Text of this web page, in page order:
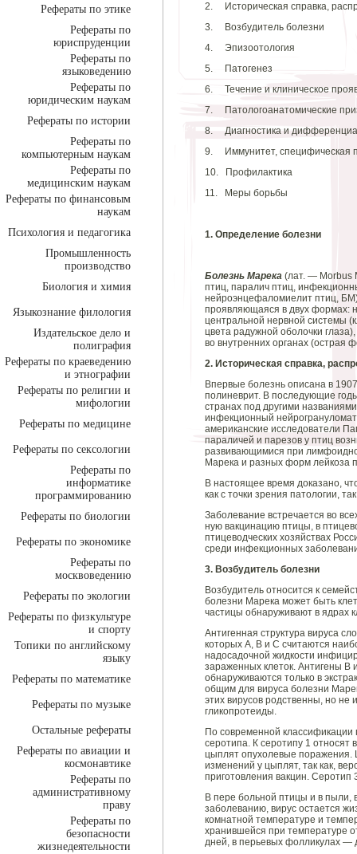
Рефераты по этике
Рефераты по
юриспруденции
Рефераты по
языковедению
Рефераты по
юридическим наукам
Рефераты по истории
Рефераты по
компьютерным наукам
Рефераты по
медицинским наукам
Рефераты по финансовым
наукам
Психология и педагогика
Промышленность
производство
Биология и химия
Языкознание филология
Издательское дело и
полиграфия
Рефераты по краеведению
и этнографии
Рефераты по религии и
мифологии
Рефераты по медицине
Рефераты по сексологии
Рефераты по
информатике
программированию
Рефераты по биологии
Рефераты по экономике
Рефераты по
москвоведению
Рефераты по экологии
Рефераты по физкультуре
и спорту
Топики по английскому
языку
Рефераты по математике
Рефераты по музыке
Остальные рефераты
Рефераты по авиации и
космонавтике
Рефераты по
административному
праву
Рефераты по
безопасности
жизнедеятельности
2. Историческая справка,
3. Возбудитель болезни
4. Эпизоотология
5. Патогенез
6. Течение и клиническое
7. Патологоанатомические
8. Диагностика и
9. Иммунитет, специфическая
10. Профилактика
11. Меры борьбы
1. Определение болезни
Болезнь Марека (лат. — Morbus
птиц, паралич птиц,
нейроэнцефаломиелит птиц,
проявляющаяся в двух формах:
центральной нервной системы
цвета радужной оболочки
во внутренних органах (острая
2. Историческая справка,
Впервые болезнь описана в
полиневрит. В последующие
странах под другими
инфекционный
американские исследователи
параличей и парезов у птиц
развивающимися при
Марека и разных форм лейкоза
В настоящее время доказано,
как с точки зрения патологии,
Заболевание встречается во
ную вакцинацию птицы, в
птицеводческих хозяйствах
среди инфекционных
3. Возбудитель болезни
Возбудитель относится к
болезни Марека может быть
частицы обнаруживают в ядрах
Антигенная структура вируса
которых А, В и С считаются
надосадочной жидкости
зараженных клеток. Антигены В
обнаруживаются только в
общим для вируса болезни
этих вирусов родственны, но
гликопротеиды.
По современной классификации
серотипа. К серотипу 1 относят
цыплят опухолевые
изменений у цыплят, так как,
приготовления вакцин. Серотип
В пере больной птицы и в пыли,
заболеванию, вирус остается
комнатной температуре и
хранившейся при температуре
дней, в перьевых фолликулах —